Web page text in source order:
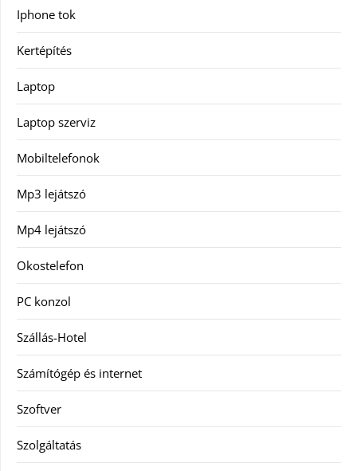
Iphone tok
Kertépítés
Laptop
Laptop szerviz
Mobiltelefonok
Mp3 lejátszó
Mp4 lejátszó
Okostelefon
PC konzol
Szállás-Hotel
Számítógép és internet
Szoftver
Szolgáltatás